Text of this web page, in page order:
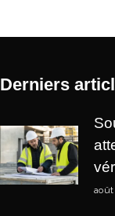
Derniers